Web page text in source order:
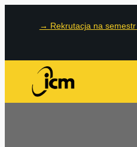
→ Rekrutacja na